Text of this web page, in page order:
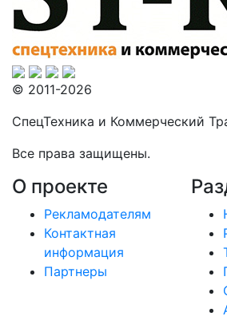
© 2011-2026
СпецТехника и Коммерческий
Все права защищены.
О проекте
Рекламодателям
Контактная
информация
Партнеры